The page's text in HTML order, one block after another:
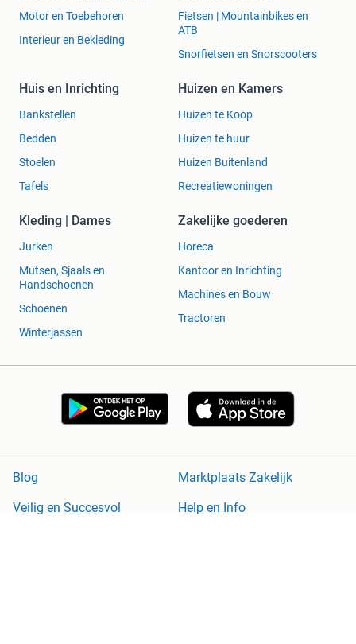
Motor en Toebehoren
Interieur en Bekleding
Fietsen | Mountainbikes en
ATB
Snorfietsen en Snorscooters
Huis en Inrichting
Bankstellen
Bedden
Stoelen
Tafels
Huizen en Kamers
Huizen te Koop
Huizen te huur
Huizen Buitenland
Recreatiewoningen
Kleding | Dames
Jurken
Mutsen, Sjaals en
Handschoenen
Schoenen
Winterjassen
Zakelijke goederen
Horeca
Kantoor en Inrichting
Machines en Bouw
Tractoren
Blog
Marktplaats Zakelijk
Veilig en Succesvol
Help en Info